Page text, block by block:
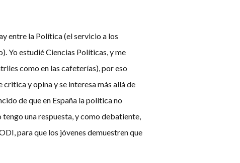
entre la Política (el servicio a los
Yo estudié Ciencias Políticas, y me
como en las cafeterías), por eso
y opina y se interesa más allá de
de que en España la política no
una respuesta, y como debatiente,
para que los jóvenes demuestren que